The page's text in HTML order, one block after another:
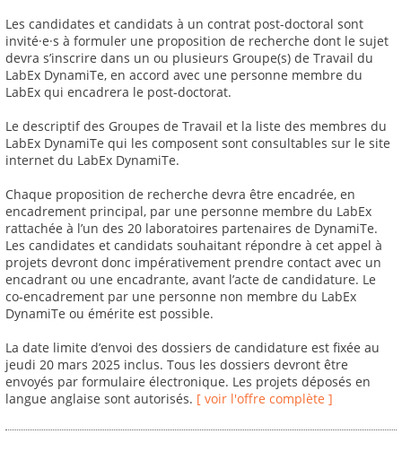
Les candidates et candidats à un contrat post-doctoral sont
invité·e·s à formuler une proposition de recherche dont le sujet
devra s’inscrire dans un ou plusieurs Groupe(s) de Travail du
LabEx DynamiTe, en accord avec une personne membre du
LabEx qui encadrera le post-doctorat.
Le descriptif des Groupes de Travail et la liste des membres du
LabEx DynamiTe qui les composent sont consultables sur le site
internet du LabEx DynamiTe.
Chaque proposition de recherche devra être encadrée, en
encadrement principal, par une personne membre du LabEx
rattachée à l’un des 20 laboratoires partenaires de DynamiTe.
Les candidates et candidats souhaitant répondre à cet appel à
projets devront donc impérativement prendre contact avec un
encadrant ou une encadrante, avant l’acte de candidature. Le
co-encadrement par une personne non membre du LabEx
DynamiTe ou émérite est possible.
La date limite d’envoi des dossiers de candidature est fixée au
jeudi 20 mars 2025 inclus. Tous les dossiers devront être
envoyés par formulaire électronique. Les projets déposés en
langue anglaise sont autorisés. [ voir l'offre complète ]